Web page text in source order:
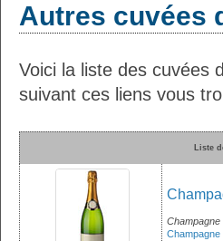
Autres cuvées
Voici la liste des cuvées
suivant ces liens vous
Liste
Champagne
Champagne